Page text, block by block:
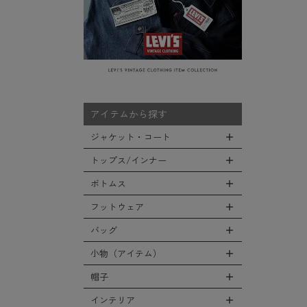
アイテムから探す
ジャケット・コート
全てのジャケット・コート
LEVEL7
フライトジャケット
M-65ジャケット
タンカースジャケット
コート
トップス/インナー
全てのトップス/インナー
Tシャツ
シャツ
スウェット/パーカー
セーター/カーディガン
ベスト
タンクトップ
ボトムス
全てのボトムス
カーゴパンツ
デニムパンツ
チノ，ワークパンツ
ファティーグパンツ
ナイロンパンツ
フットウェア
全てのフットウェア
ブーツ
シューズ・スニーカー
サンダル
バッグ
全てのバッグ
リュックサック
ショルダーバッグ
小物（アイテム）
全ての小物（アイテム）
グローブ（手袋）
帽子
全ての帽子
インテリア